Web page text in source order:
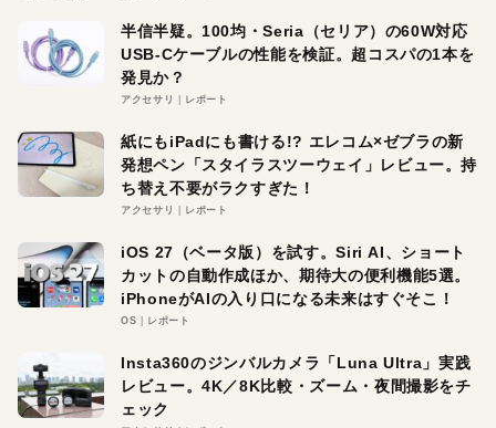
半信半疑。100均・Seria（セリア）の60W対応
USB-Cケーブルの性能を検証。超コスパの1本を
発見か？
アクセサリ レポート
紙にもiPadにも書ける!? エレコム×ゼブラの新
発想ペン「スタイラスツーウェイ」レビュー。持
ち替え不要がラクすぎた！
アクセサリ レポート
iOS 27（ベータ版）を試す。Siri AI、ショート
カットの自動作成ほか、期待大の便利機能5選。
iPhoneがAIの入り口になる未来はすぐそこ！
OS レポート
Insta360のジンバルカメラ「Luna Ultra」実践
レビュー。4K／8K比較・ズーム・夜間撮影をチ
ェック